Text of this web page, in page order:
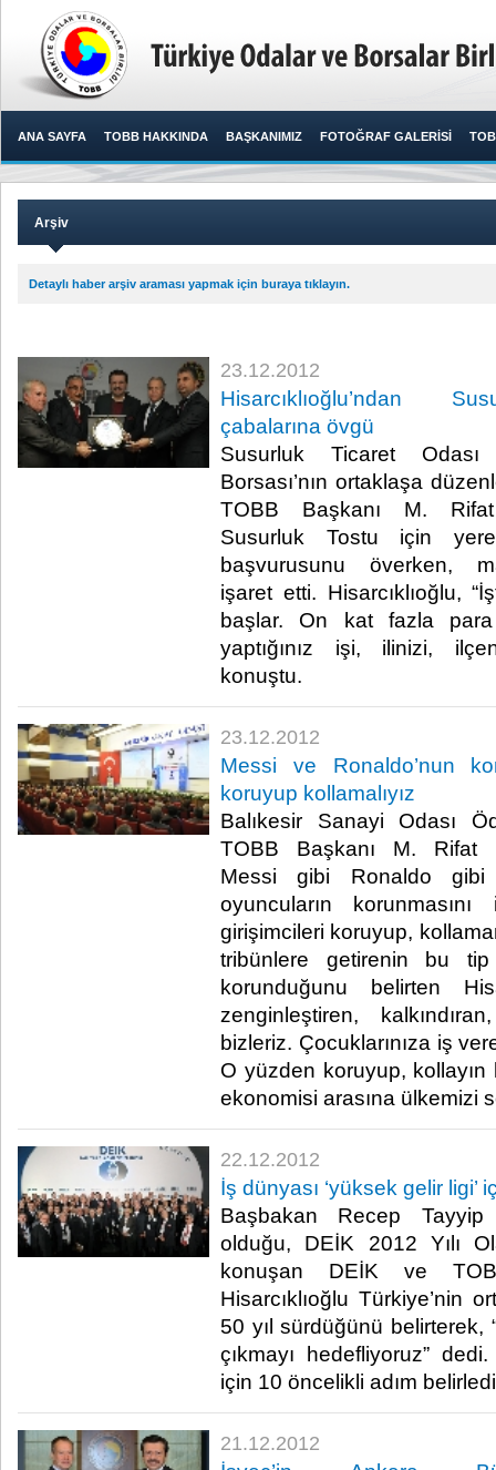
ANA SAYFA TOBB HAKKINDA BAŞKANIMIZ FOTOĞRAF GALERİSİ
Arşiv
Detaylı haber arşiv araması yapmak için buraya tıklayın.
23.12.2012
Hisarcıklıoğlu’ndan
çabalarına övgü
Susurluk Ticaret
Borsası’nın ortaklaşa
TOBB Başkanı M. Rifat
Susurluk Tostu için
başvurusunu överken,
işaret etti. Hisarcıklıoğlu,
başlar. On kat fazla para
yaptığınız işi, ilinizi,
konuştu. ​
23.12.2012
Messi ve Ronaldo’nun
koruyup kollamalıyız
Balıkesir Sanayi Odası
TOBB Başkanı M. Rifat
Messi gibi Ronaldo gibi
oyuncuların
girişimcileri koruyup,
tribünlere getirenin bu
korunduğunu belirten
zenginleştiren,
bizleriz. Çocuklarınıza iş
O yüzden koruyup,
ekonomisi arasına ülkemizi
22.12.2012
​İş dünyası ‘yüksek gelir ligi’
​Başbakan Recep Tayyip
olduğu, DEİK 2012 Yılı
konuşan DEİK ve
Hisarcıklıoğlu Türkiye’nin
50 yıl sürdüğünü belirterek,
çıkmayı hedefliyoruz”
için 10 öncelikli adım
21.12.2012